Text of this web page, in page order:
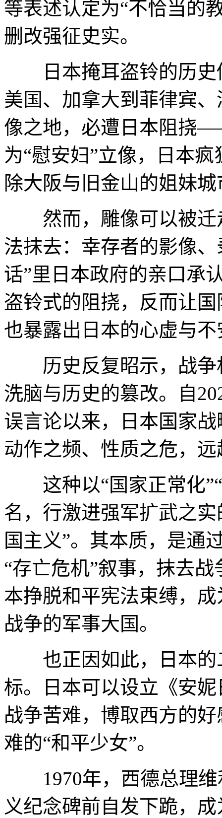
等表述认定为“不恰当的
删改强征史实。
日本掩耳盗铃的历史
美国、加拿大到菲律宾
像之地，必遭日本阻挠
为“慰安妇”立像，日本
除大阪与旧金山的姐妹
然而，雕像可以被迁
法抹去：幸存者的影像
话”里日本政府的亲口承
盗铃式的阻挠，反而让
也暴露出日本的心虚与不
历史反复昭示，战争
洗脑与历史的篡改。自
误言论以来，日本国家
动作之频、性质之危，
这种以“国家正常化”“
名，行激进强军扩武之
国主义”。其本质，是通
“存亡危机”叙事，抹去
本挣脱和平宪法束缚，
战争的军事大国。
也正因如此，日本的
标。日本可以设立《安
战争苦难，博取西方的
难的“和平少女”。
1970年，西德总理维
义纪念碑前自发下跪，